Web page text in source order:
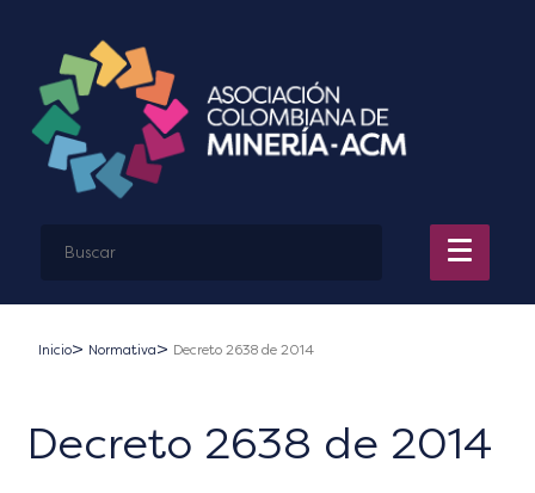
Inicio Normativa Decreto 2638 de 2014
Decreto 2638 de 2014